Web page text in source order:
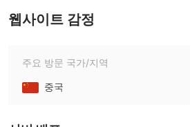
웹사이트 감정
주요 방문 국가/지역
중국